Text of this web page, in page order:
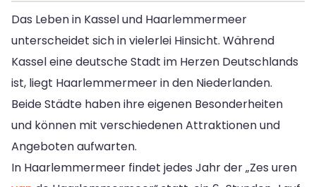
Das Leben in Kassel und Haarlemmermeer
unterscheidet sich in vielerlei Hinsicht. Während
Kassel eine deutsche Stadt im Herzen Deutschlands
ist, liegt Haarlemmermeer in den Niederlanden.
Beide Städte haben ihre eigenen Besonderheiten
und können mit verschiedenen Attraktionen und
Angeboten aufwarten.
In Haarlemmermeer findet jedes Jahr der „Zes uren